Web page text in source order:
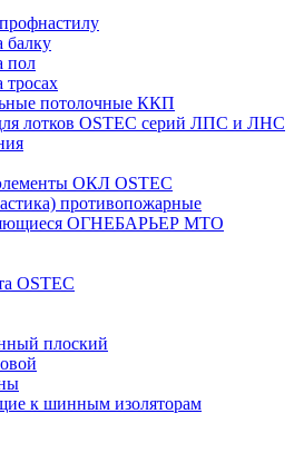
балку
пол
тросах
потолочные ККП
лотков OSTEC серий ЛПС и ЛНС
ОКЛ OSTEC
противопожарные
ОГНЕБАРЬЕР МТО
OSTEC
плоский
к шинным изоляторам